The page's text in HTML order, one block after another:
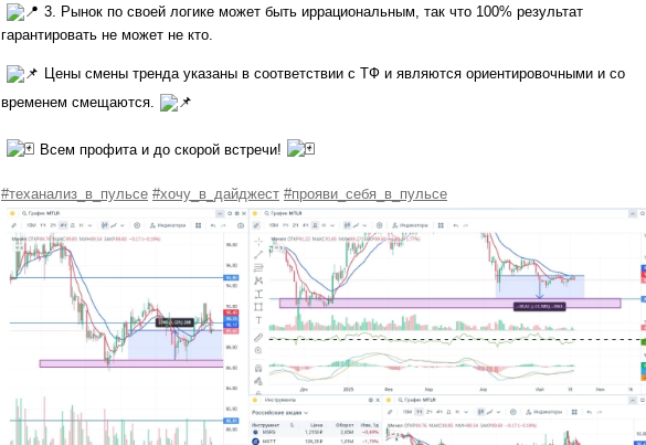
3. Рынок по своей логике может быть иррациональным, так что 100% результат
гарантировать не может не кто.
Цены смены тренда указаны в соответствии с ТФ и являются ориентировочными и со
временем смещаются.
Всем профита и до скорой встречи!
#теханализ_в_пульсе #хочу_в_дайджест #прояви_себя_в_пульсе